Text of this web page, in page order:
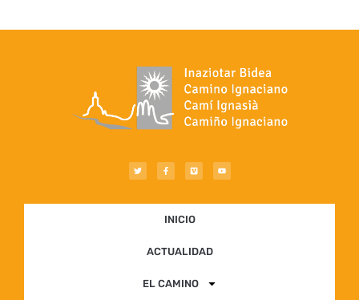
INICIO
ACTUALIDAD
EL CAMINO